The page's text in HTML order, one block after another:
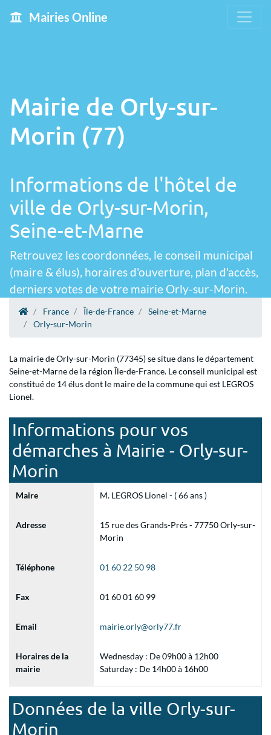
Mairies Online
Mairie de Orly-sur-
Morin (77)
Informations de l'hôtel de
ville de Orly-sur-Morin,
Seine-et-Marne
Retrouvez les coordonnées, le conseil municipal
(maire & élus), horaires d'ouverture, plan d'accès,
derniers votes de votre mairie Orly-sur-Morin.
France Île-de-France
Seine-et-Marne
Orly-sur-Morin
La mairie de Orly-sur-Morin (77345) se situe dans le département
Seine-et-Marne de la région Île-de-France. Le conseil municipal est
constitué de 14 élus dont le maire de la commune qui est LEGROS
Lionel.
Informations pour vos
démarches à Mairie - Orly-sur-
Morin
Maire M. LEGROS Lionel - ( 66 ans )
Adresse
15 rue des Grands-Prés - 77750 Orly-sur-
Morin
Téléphone 01 60 22 50 98
Fax 01 60 01 60 99
Email mairie.orly@orly77.fr
Horaires de la
mairie
Wednesday : De 09h00 à 12h00
Saturday : De 14h00 à 16h00
Données de la ville Orly-sur-
Morin